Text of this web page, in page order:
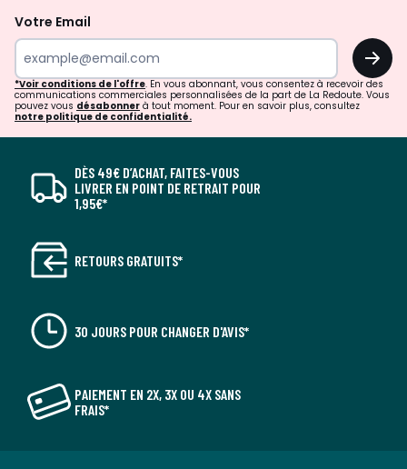
Votre Email
OK
*Voir conditions de l'offre. En vous abonnant, vous consentez à recevoir des
communications commerciales personnalisées de la part de La Redoute. Vous
pouvez vous désabonner à tout moment. Pour en savoir plus, consultez
notre politique de confidentialité.
DÈS 49€ D’ACHAT, FAITES-VOUS
LIVRER EN POINT DE RETRAIT POUR
1,95€*
RETOURS GRATUITS*
30 JOURS POUR CHANGER D'AVIS*
PAIEMENT EN 2X, 3X OU 4X SANS
FRAIS*